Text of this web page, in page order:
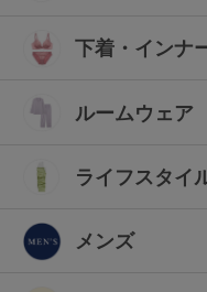
下着・インナ
ルームウェア
ライフスタイ
メンズ